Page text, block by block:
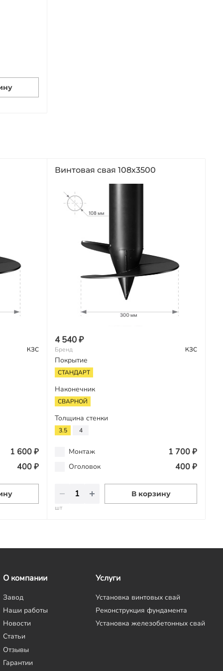
КЗС
1 600 ₽
400 ₽
Винтовая свая 108х3500
4 540 ₽
Бренд КЗС
Покрытие
СТАНДАРТ
Наконечник
СВАРНОЙ
Толщина стенки
3.5 4
Монтаж 1 700 ₽
Оголовок 400 ₽
В корзину
шт
О компании
Завод
Наши работы
Новости
Статьи
Отзывы
Гарантии
Услуги
Установка винтовых свай
Реконструкция фундамента
Установка железобетонных свай